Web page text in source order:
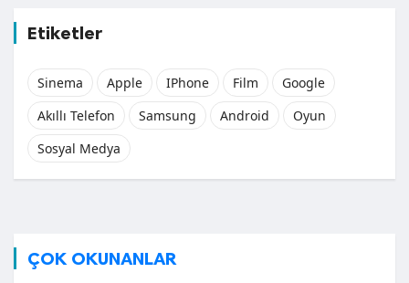
Etiketler
Sinema Apple IPhone Film
Google
Akıllı Telefon
Samsung Android
Oyun
Sosyal Medya
ÇOK OKUNANLAR